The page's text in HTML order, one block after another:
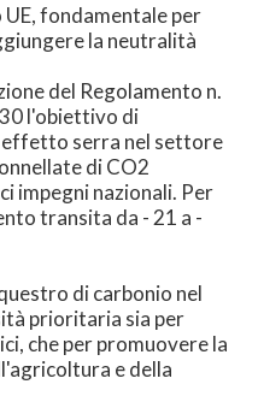
fondamentale per
la neutralità
del Regolamento n.
l'obiettivo di
effetto serra nel settore
di CO2
impegni nazionali. Per
transita da - 21 a -
di carbonio nel
prioritaria sia per
che per promuovere la
e della